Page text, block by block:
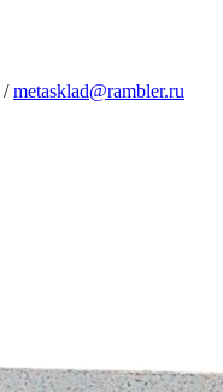
/metasklad@rambler.ru